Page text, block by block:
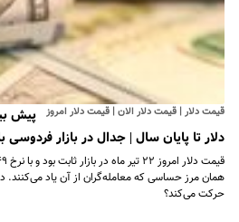
قیمت دلار | قیمت دلار الان | قیمت دلار امروز
پیش
دلار تا پایان سال | جدال در بازار فردوسی
همان مرز حساسی‌ که معامله‌گران از آن یاد
حرکت‌ می‌کند؟